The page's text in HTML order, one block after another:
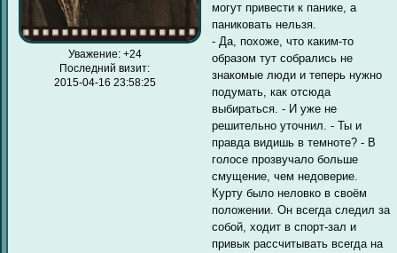
Уважение: +24
Последний визит:
2015-04-16 23:58:25
могут привести к панике, а
паниковать нельзя.
- Да, похоже, что каким-то
образом тут собрались не
знакомые люди и теперь нужно
подумать, как отсюда
выбираться. - И уже не
решительно уточнил. - Ты и
правда видишь в темноте? - В
голосе прозвучало больше
смущение, чем недоверие.
Курту было неловко в своём
положении. Он всегда следил за
собой, ходит в спорт-зал и
привык рассчитывать всегда на